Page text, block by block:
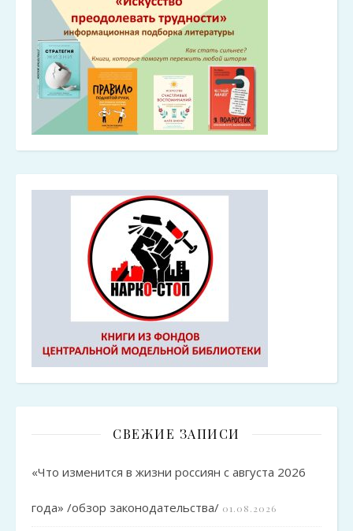
СВЕЖИЕ ЗАПИСИ
«Что изменится в жизни россиян с августа 2026
года» /обзор законодательства/ 01.08.2026